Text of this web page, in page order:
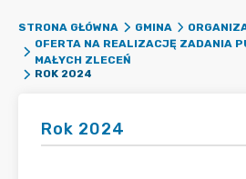
STRONA GŁÓWNA GMINA
OFERTA NA REALIZACJĘ ZADANIA
MAŁYCH ZLECEŃ
ROK 2024
Rok 2024